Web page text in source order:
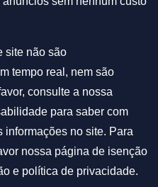
site não são
tempo real, nem são
consulte a nossa
para saber com
no site. Para
nossa página de isenção
e política de privacidade.